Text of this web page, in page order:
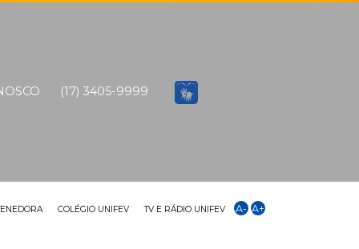
(17) 3405-9999
COLÉGIO UNIFEV TV E RÁDIO UNIFEV A- A+